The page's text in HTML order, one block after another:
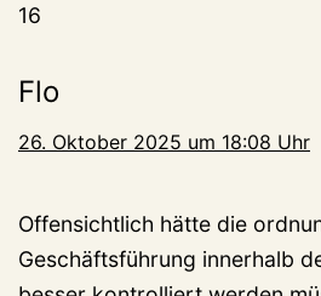
16
Flo
26. Oktober 2025 um 18:08 Uhr
Offensichtlich hätte die
Geschäftsführung innerhalb